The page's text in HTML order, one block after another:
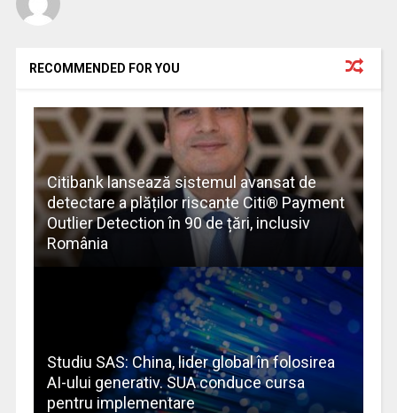
RECOMMENDED FOR YOU
Citibank lansează sistemul avansat de
detectare a plăților riscante Citi® Payment
Outlier Detection în 90 de țări, inclusiv
România
Studiu SAS: China, lider global în folosirea
AI-ului generativ. SUA conduce cursa
pentru implementare